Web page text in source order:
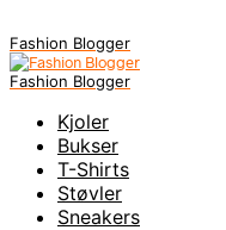
Fashion Blogger
Fashion Blogger
Kjoler
Bukser
T-Shirts
Støvler
Sneakers